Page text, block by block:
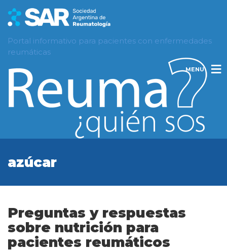
Portal informativo para pacientes con enfermedades
reumáticas
MENU
azúcar
Preguntas y respuestas
sobre nutrición para
pacientes reumáticos